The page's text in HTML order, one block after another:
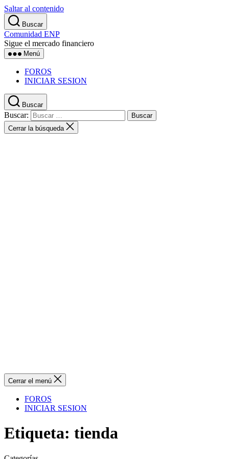
Saltar al contenido
Buscar
Comunidad ENP
Sigue el mercado financiero
Menú
FOROS
INICIAR SESION
Buscar
Buscar:
Cerrar la búsqueda
Cerrar el menú
FOROS
INICIAR SESION
Etiqueta: tienda